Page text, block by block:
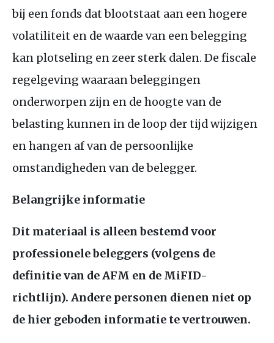
bij een fonds dat blootstaat aan een hogere
volatiliteit en de waarde van een belegging
kan plotseling en zeer sterk dalen. De fiscale
regelgeving waaraan beleggingen
onderworpen zijn en de hoogte van de
belasting kunnen in de loop der tijd wijzigen
en hangen af van de persoonlijke
omstandigheden van de belegger.
Belangrijke informatie
Dit materiaal is alleen bestemd voor
professionele beleggers (volgens de
definitie van deAFM en de MiFID-
richtlijn). Andere personen dienen niet op
de hier geboden informatie te vertrouwen.